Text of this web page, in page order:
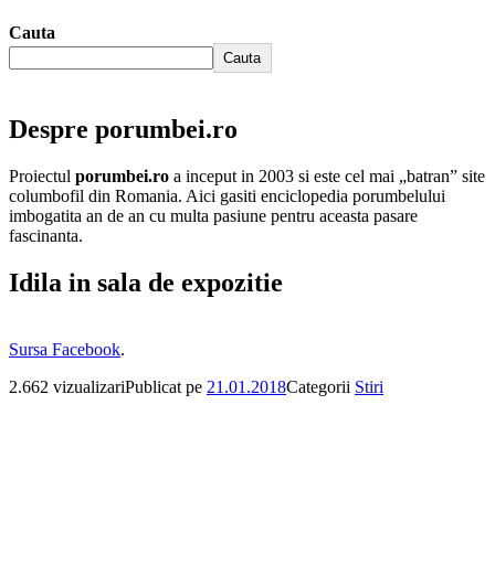
Cauta
Cauta
Despre porumbei.ro
Proiectul porumbei.ro a inceput in 2003 si este cel mai „batran” site
columbofil din Romania. Aici gasiti enciclopedia porumbelului
imbogatita an de an cu multa pasiune pentru aceasta pasare
fascinanta.
Idila in sala de expozitie
Sursa Facebook.
2.662 vizualizariPublicat pe 21.01.2018Categorii Stiri